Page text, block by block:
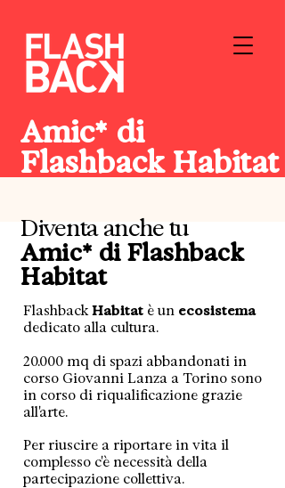
Amic* di
Flashback Habitat
Diventa anche tu
Amic* di Flashback
Habitat
FlashbackHabitat è un ecosistema
dedicato alla cultura.
20.000 mq di spazi abbandonati in
corso Giovanni Lanza a Torino sono
in corso di riqualificazione grazie
all'arte.
Per riuscire a riportare in vita il
complesso c'è necessità della
partecipazione collettiva.